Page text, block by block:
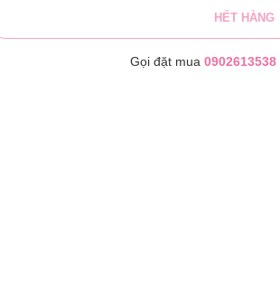
HẾT HÀNG
Gọi đặt mua 0902613538